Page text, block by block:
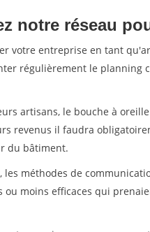
notre réseau
votre entreprise en tant
régulièrement le planning
artisans, le bouche à
revenus il faudra
du bâtiment.
les méthodes de
ou moins efficaces qui